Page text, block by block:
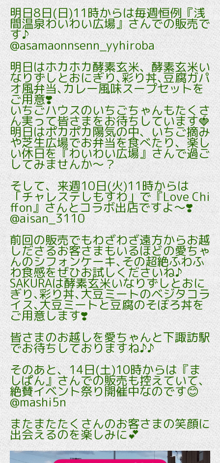
明日8日(日)11時からは毎週恒例『浅
間温泉わいわい広場』さんでの販売で
す♪
@asamaonnsenn_yyhiroba
明日はホカホカ酵素玄米、酵素玄米い
なりずしとおにぎり､彩り丼､豆腐ガパ
オ風弁当､カレー風味スープセットを
ご用意❣️
いちごハウスのいちごちゃんもたくさ
ん実って皆さまをお待ちしています🍓
明日はポカポカ陽気の中、いちご摘み
や芝生広場でお弁当を食べたり、楽し
い休日を『わいわい広場』さんで過ご
してみませんか～？
そして、来週10日(火)11時からは
「チャレステしもすわ」で『Love Chi
ffon』さんとコラボ出店ですよ～❣️
@aisan_3110
前回の販売でもわざわざ遠方からお越
しださるお客さまもいるほどの愛ちゃ
んのシフォンケーキ､その超絶ふわふ
わ食感をぜひお試しくださいね♪
SAKURAは酵素玄米いなりずしとおに
ぎり､彩り丼､大豆ミートのベジタコラ
イス､大豆ミートと豆腐のそぼろ丼を
ご用意します❣️
皆さまのお越しを愛ちゃんと下諏訪駅
でお待ちしておりますね♪♪
そのあと、14日(土)10時からは『ま
しぱん』さんでの販売も控えていて、
絶賛イベント祭り開催中なのです😊
@mashi5n
またまたたくさんのお客さまの笑顔に
出会えるのを楽しみに💕